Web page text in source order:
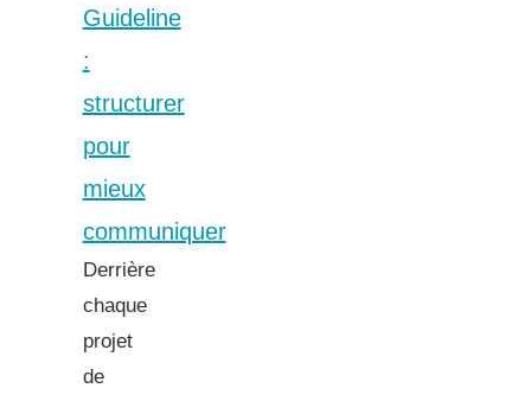
Guideline
:
structurer
pour
mieux
communiquer
Derrière
chaque
projet
de